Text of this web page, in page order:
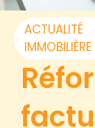
ACTUALITÉ
IMMOBILIÈRE